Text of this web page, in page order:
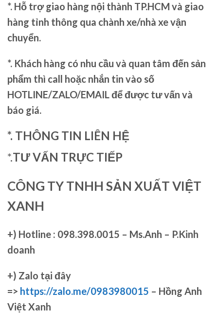
*. Hỗ trợ giao hàng nội thành TP.HCM và giao
hàng tỉnh thông qua chành xe/nhà xe vận
chuyển.
*. Khách hàng có nhu cầu và quan tâm đến sản
phẩm thì call hoặc nhắn tin vào số
HOTLINE/ZALO/EMAIL để được tư vấn và
báo giá.
*. THÔNG TIN LIÊN HỆ
*.TƯ VẤN TRỰC TIẾP
CÔNG TY TNHH SẢN XUẤT VIỆT
XANH
+) Hotline : 098.398.0015 – Ms.Anh – P.Kinh
doanh
+) Zalo tại đây
=> https://zalo.me/0983980015 – Hồng Anh
Việt Xanh